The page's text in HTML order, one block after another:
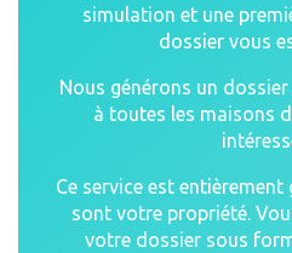
simulation et une
dossier vous
Nous générons un
à toutes les maisons
Ce service est
sont votre propriété.
votre dossier sous